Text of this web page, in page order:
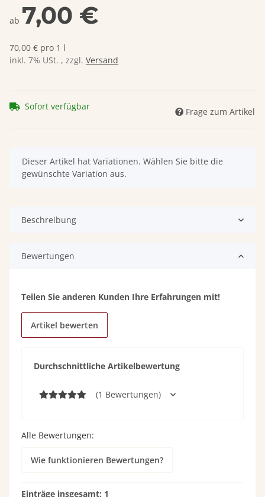
ab 7,00 €
70,00 € pro 1 l
inkl. 7% USt. , zzgl. Versand
Sofort verfügbar Frage zum Artikel
x
Dieser Artikel hat Variationen. Wählen Sie bitte die
gewünschte Variation aus.
Beschreibung
Bewertungen
Durchschnittliche Artikelbewertung
(1 Bewertungen)
Teilen Sie anderen Kunden Ihre Erfahrungen mit!
Artikel bewerten
Alle Bewertungen:
Wie funktionieren Bewertungen?
Einträge insgesamt: 1